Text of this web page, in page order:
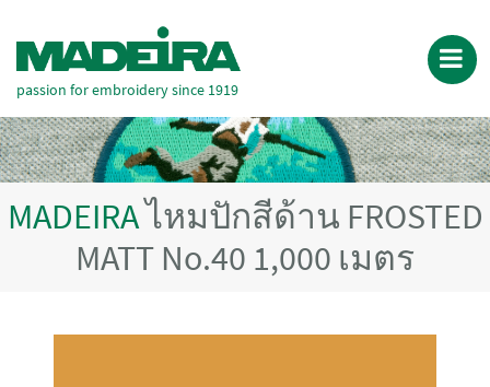
passion for embroidery since 1919
MADEIRAไหมปักสีด้าน FROSTED
MATT No.40 1,000 เมตร